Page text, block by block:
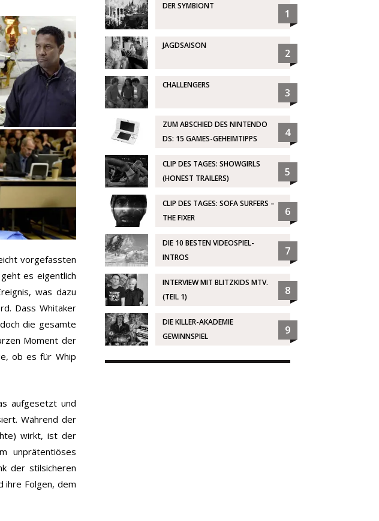
vorgefassten
es eigentlich
was dazu
Dass Whitaker
die gesamte
Moment der
ob es für Whip
aufgesetzt und
Während der
wirkt, ist der
unprätentiöses
der stilsicheren
ihre Folgen, dem
DER SYMBIONT
1
JAGDSAISON
2
CHALLENGERS
3
ZUM ABSCHIED DES NINTENDO
DS: 15 GAMES-GEHEIMTIPPS
4
CLIP DES TAGES: SHOWGIRLS
(HONEST TRAILERS)
5
CLIP DES TAGES: SOFA SURFERS –
THE FIXER
6
DIE 10 BESTEN VIDEOSPIEL-
INTROS
7
INTERVIEW MIT BLITZKIDS MTV.
(TEIL 1)
8
DIE KILLER-AKADEMIE
GEWINNSPIEL
9